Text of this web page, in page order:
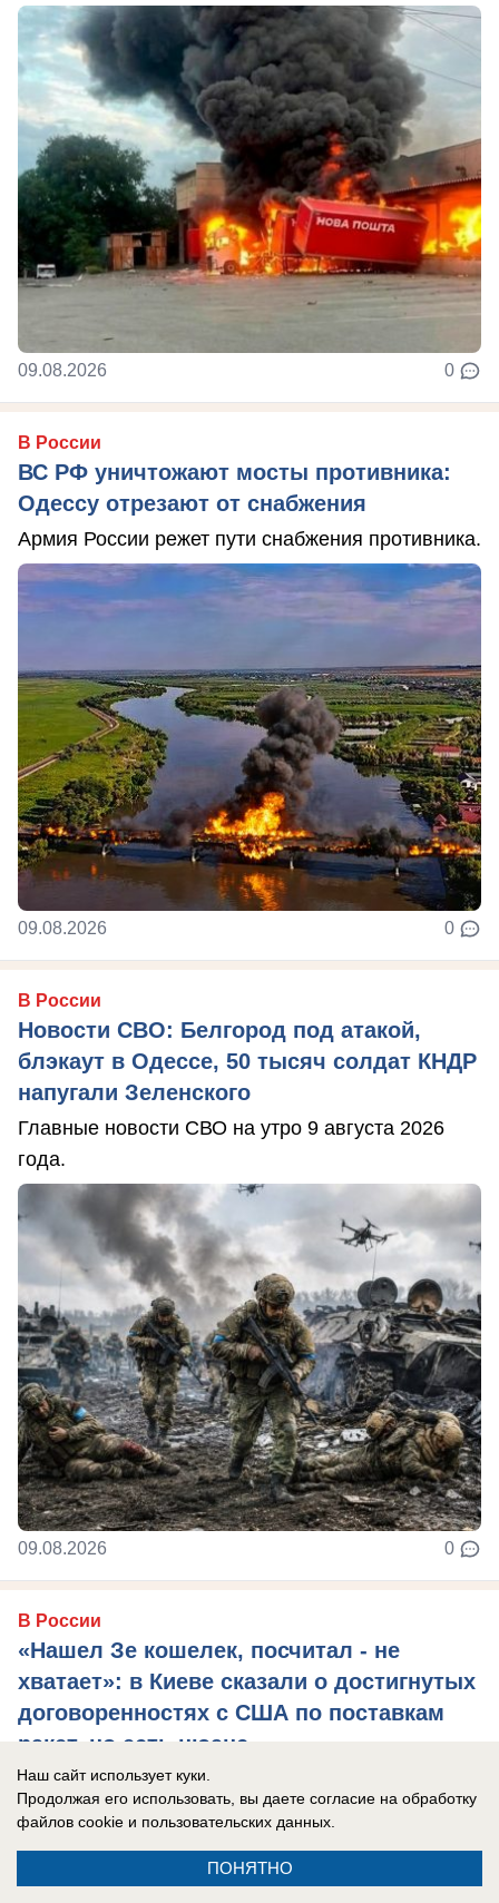
09.08.2026 0
В России
ВС РФ уничтожают мосты противника:
Одессу отрезают от снабжения
Армия России режет пути снабжения противника.
09.08.2026 0
В России
Новости СВО: Белгород под атакой,
блэкаут в Одессе, 50 тысяч солдат КНДР
напугали Зеленского
Главные новости СВО на утро 9 августа 2026
года.
09.08.2026 0
В России
«Нашел Зе кошелек, посчитал - не
хватает»: в Киеве сказали о достигнутых
договоренностях с США по поставкам
ракет, но есть нюанс
Глава киевского режима признался, что просил
перехватчики у Израиля, но там даже за деньги
Наш сайт использует куки.
Продолжая его использовать, вы даете согласие на обработку
файлов cookie и пользовательских данных.
ПОНЯТНО